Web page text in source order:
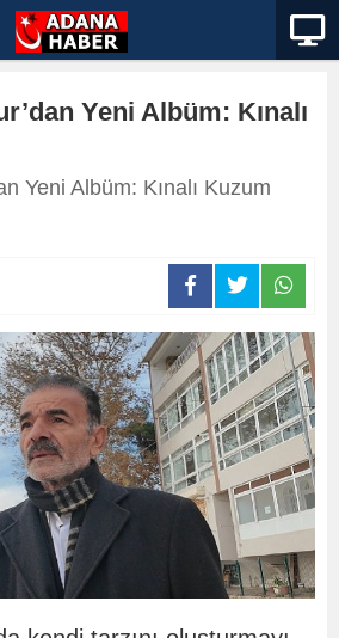
Yeni Albüm: Kınalı
Yeni Albüm: Kınalı Kuzum